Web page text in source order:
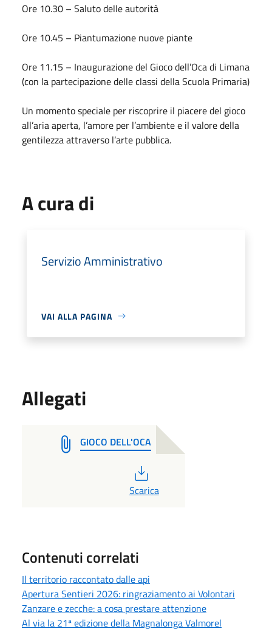
Ore 10.30 – Saluto delle autorità
Ore 10.45 – Piantumazione nuove piante
Ore 11.15 – Inaugurazione del Gioco dell’Oca di Limana
(con la partecipazione delle classi della Scuola Primaria)
Un momento speciale per riscoprire il piacere del gioco
all’aria aperta, l’amore per l’ambiente e il valore della
gentilezza attraverso l’arte pubblica.
A cura di
Servizio Amministrativo
VAI ALLA PAGINA
Allegati
GIOCO DELL'OCA
Scarica
Contenuti correlati
Il territorio raccontato dalle api
Apertura Sentieri 2026: ringraziamento ai Volontari
Zanzare e zecche: a cosa prestare attenzione
Al via la 21ª edizione della Magnalonga Valmorel